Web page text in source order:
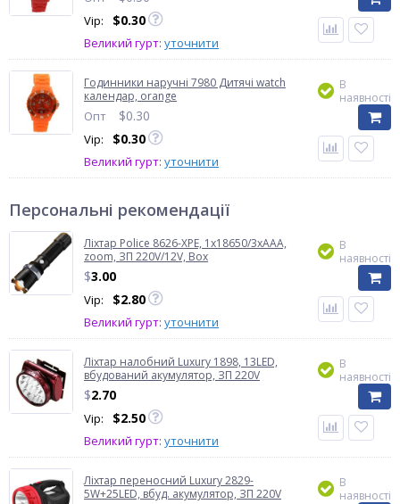
Vip: $0.30
Великий гурт: уточнити
Годинники наручні 7980 Дитячі watch
календар, orange
Опт $0.30
Vip: $0.30
Великий гурт: уточнити
В
наявності
Персональні рекомендації
Ліхтар Police 8626-XPE, 1х18650/3xAAA,
zoom, ЗП 220V/12V, Box
$3.00
Vip: $2.80
Великий гурт: уточнити
В
наявності
Ліхтар налобний Luxury 1898, 13LED,
вбудований акумулятор, ЗП 220V
$2.70
Vip: $2.50
Великий гурт: уточнити
В
наявності
Ліхтар переносний Luxury 2829-
5W+25LED, вбуд. акумулятор, ЗП 220V
В
наявності